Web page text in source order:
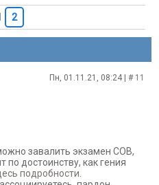
2
Пн, 01.11.21, 08:24 | # 11
завалить экзамен СОВ,
по достоинству, как гения
подробности.